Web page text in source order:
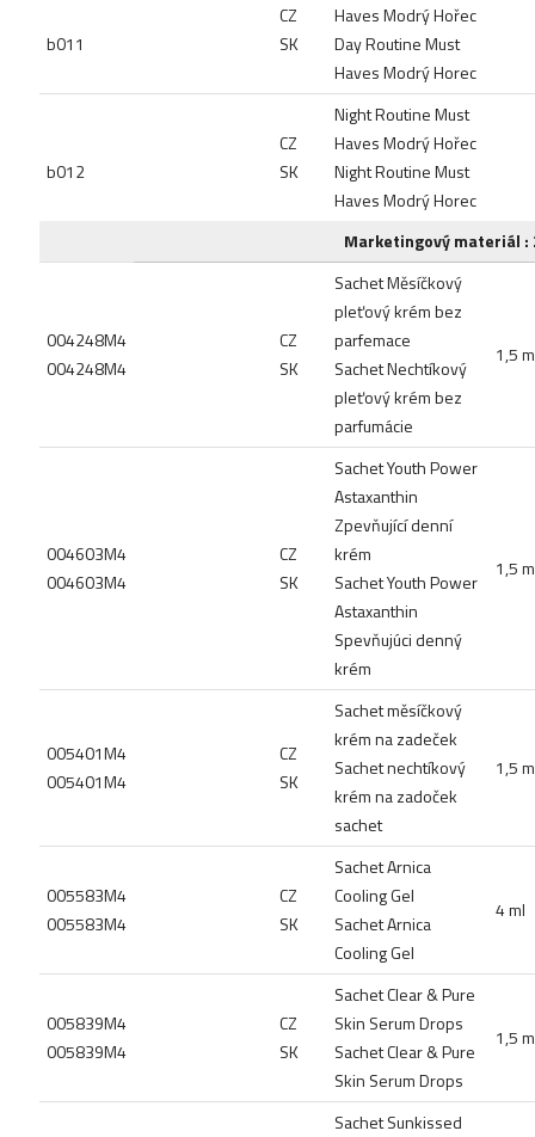
b011
CZ
SK
Haves Modrý Hořec
Day Routine Must
Haves Modrý Horec
b012
CZ
SK
Night Routine Must
Haves Modrý Hořec
Night Routine Must
Haves Modrý Horec
Marketingový materiál :
004248M4
004248M4
CZ
SK
Sachet Měsíčkový
pleťový krém bez
parfemace
Sachet Nechtíkový
pleťový krém bez
parfumácie
1,5
004603M4
004603M4
CZ
SK
Sachet Youth Power
Astaxanthin
Zpevňující denní
krém
Sachet Youth Power
Astaxanthin
Spevňujúci denný
krém
1,5
005401M4
005401M4
CZ
SK
Sachet měsíčkový
krém na zadeček
Sachet nechtíkový
krém na zadoček
sachet
1,5
005583M4
005583M4
CZ
SK
Sachet Arnica
Cooling Gel
Sachet Arnica
Cooling Gel
4 ml
005839M4
005839M4
CZ
SK
Sachet Clear & Pure
Skin Serum Drops
Sachet Clear & Pure
Skin Serum Drops
1,5
Sachet Sunkissed